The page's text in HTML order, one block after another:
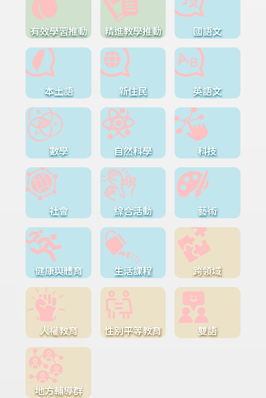
有效學習推動 精進教學推動 國語文
本土語 新住民 英語文
數學 自然科學 科技
社會 綜合活動 藝術
健康與體育 生活課程 跨領域
人權教育 性別平等教育 雙語
地方輔導群